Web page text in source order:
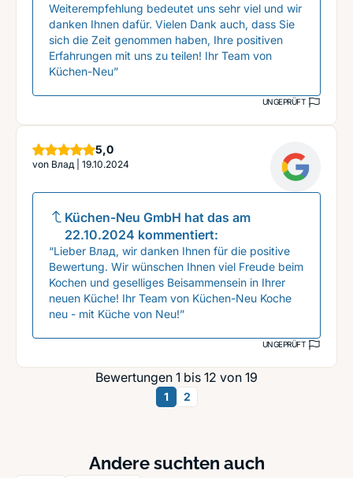
Weiterempfehlung bedeutet uns sehr viel und wir
danken Ihnen dafür. Vielen Dank auch, dass Sie
sich die Zeit genommen haben, Ihre positiven
Erfahrungen mit uns zu teilen! Ihr Team von
Küchen-Neu”
UNGEPRÜFT
5,0Sterne
von Влад 19.10.2024
Küchen-Neu GmbH hat das am
22.10.2024 kommentiert:
“Lieber Влад, wir danken Ihnen für die positive
Bewertung. Wir wünschen Ihnen viel Freude beim
Kochen und geselliges Beisammensein in Ihrer
neuen Küche! Ihr Team von Küchen-Neu Koche
neu - mit Küche von Neu!”
UNGEPRÜFT
Bewertungen 1 bis 12 von 19
1 2
Andere suchten auch